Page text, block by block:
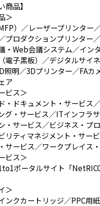
商品】
＞
）／レーザープリンター
プロダクションプリンター
・Web会議システム／イン
電子黒板）／デジタルサイ
照明／3Dプリンター／FAカ
ア
ビス＞
・ドキュメント・サービス
グ・サービス／ITインフラ
・サービス／ビジネス・プ
リティマネジメント・サー
サービス／ワークプレイス
ビス＞
ポータルサイト「
＞
ンクカートリッジ／PPC用紙